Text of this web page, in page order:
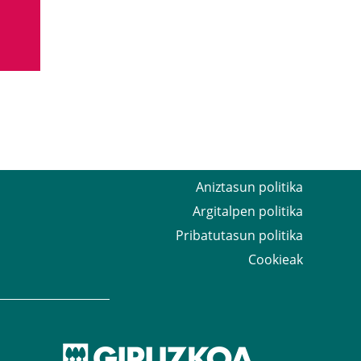
Aniztasun politika
Argitalpen politika
Pribatutasun politika
Cookieak